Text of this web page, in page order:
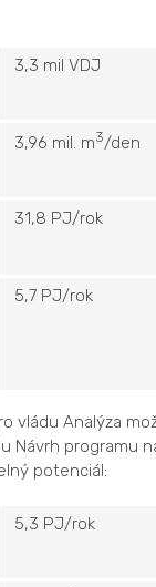
3,3 mil VDJ
3,96 mil. m3/den
31,8 PJ/rok
5,7 PJ/rok
vládu Analýza
Návrh programu
potenciál:
5,3 PJ/rok